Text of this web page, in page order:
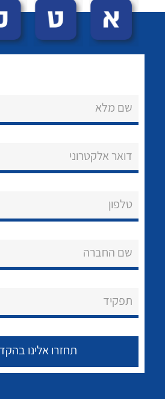
הצוות שלנו
שירותי תמיכה
לכל מוצרי היצרן
שם מלא
דואר אלקטרוני
טלפון
שם החברה
תפקיד